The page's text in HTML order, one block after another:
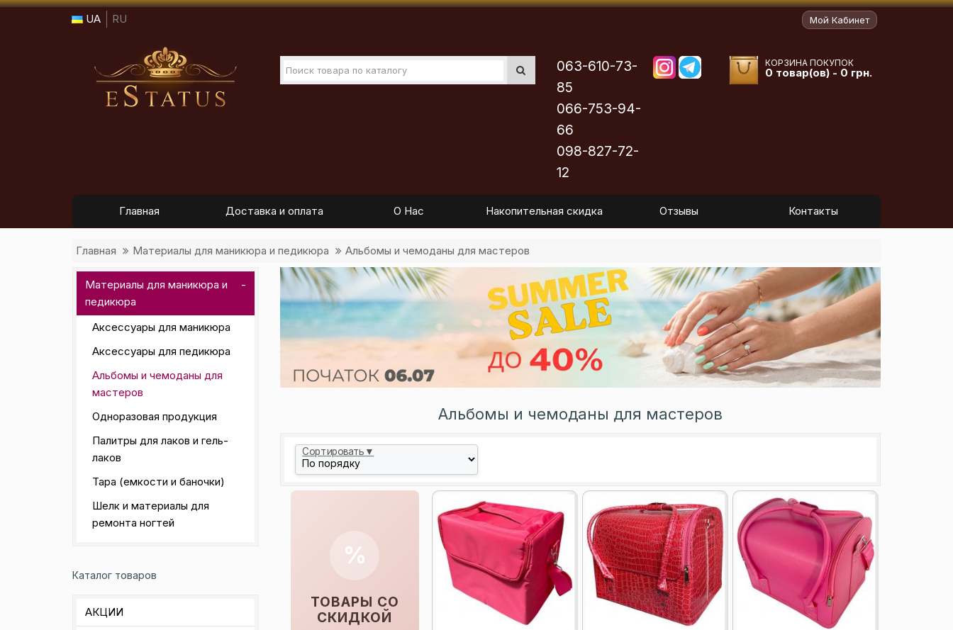
UA RU Мой Кабинет
063-610-73-
85
066-753-94-
66
098-827-72-
12
КОРЗИНА ПОКУПОК
0 товар(ов) - 0 грн.
Главная Доставка и оплата О Нас Накопительная скидка Отзывы Контакты
Главная Материалы для маникюра и педикюра Альбомы и чемоданы для мастеров
Материалы для маникюра и
педикюра
Аксессуары для маникюра
Аксессуары для педикюра
Альбомы и чемоданы для
мастеров
Одноразовая продукция
Палитры для лаков и гель-
лаков
Тара (емкости и баночки)
Шелк и материалы для
ремонта ногтей
Каталог товаров
АКЦИИ
Альбомы и чемоданы для мастеров
Сортировать▼
%
ТОВАРЫ СО
СКИДКОЙ